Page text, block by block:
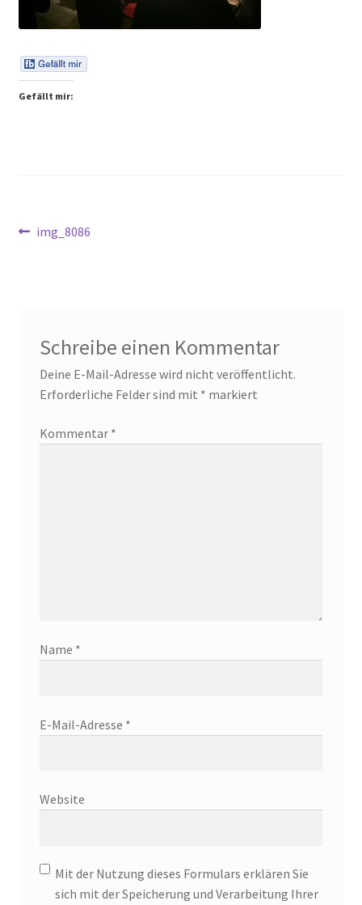
Peps Gedanken
Talks & Tratsch
Gefällt mir:
Beitragsnavigation
Vorheriger
img_8086
Schreibe einen Kommentar
Deine E-Mail-Adresse wird nicht veröffentlicht.
Erforderliche Felder sind mit * markiert
Kommentar *
Name *
E-Mail-Adresse *
Website
Mit der Nutzung dieses Formulars erklären Sie
sich mit der Speicherung und Verarbeitung Ihrer